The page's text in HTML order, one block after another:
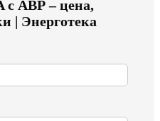
с АВР – цена,
| Энерготека